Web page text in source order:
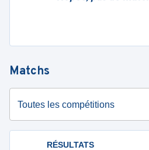
Matchs
Toutes les compétitions
RÉSULTATS